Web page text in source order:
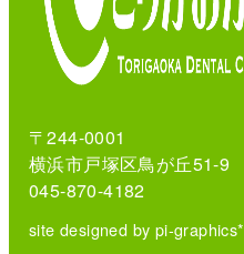
〒244-0001
横浜市戸塚区鳥が丘51-9
045-870-4182
site designed by pi-graphics*